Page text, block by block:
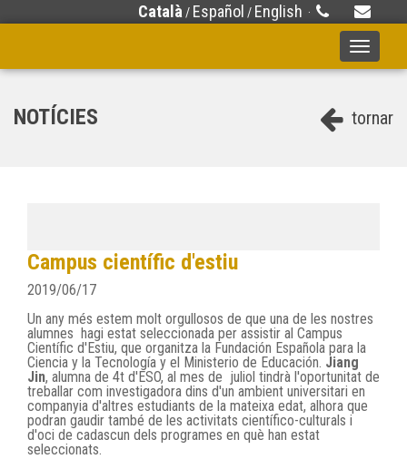
Català / Español / English ·
Toggle
tornar
NOTÍCIES
Campus científic d'estiu
2019/06/17
Un any més estem molt orgullosos de que una de les nostres
alumnes hagi estat seleccionada per assistir al Campus
Científic d'Estiu, que organitza la Fundación Española para la
Ciencia y la Tecnología y el Ministerio de Educación. Jiang
Jin, alumna de 4t d'ESO, al mes de juliol tindrà l'oportunitat de
treballar com investigadora dins d'un ambient universitari en
companyia d'altres estudiants de la mateixa edat, alhora que
podran gaudir també de les activitats científico-culturals i
d'oci de cadascun dels programes en què han estat
seleccionats.